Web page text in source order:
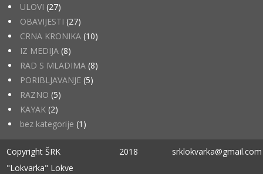
ULOVI (27)
OBAVIJESTI (27)
CRNA KRONIKA (10)
IZ MEDIJA (8)
RAD S MLADIMA (8)
PORIBLJAVANJE (5)
RAZNO (5)
KAYAK (2)
bez kategorije (1)
Copyright ŠRK
"Lokvarka" Lokve
2018 srklokvarka@gmail.com